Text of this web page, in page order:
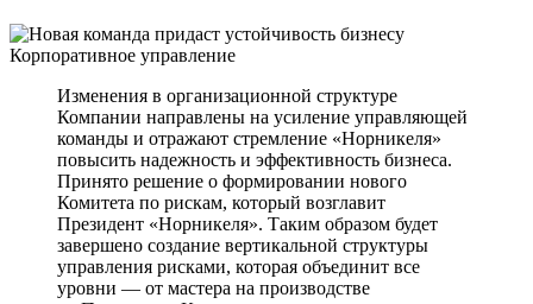
Корпоративное управление
Изменения в организационной структуре
Компании направлены на усиление управляющей
команды и отражают стремление «Норникеля»
повысить надежность и эффективность бизнеса.
Принято решение о формировании нового
Комитета по рискам, который возглавит
Президент «Норникеля». Таким образом будет
завершено создание вертикальной структуры
управления рисками, которая объединит все
уровни — от мастера на производстве